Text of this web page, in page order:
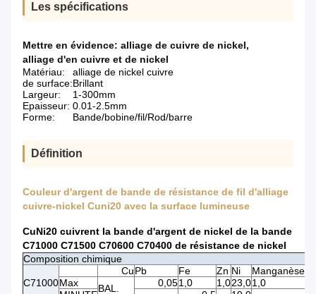
Les spécifications
Mettre en évidence: alliage de cuivre de nickel,
alliage d'en cuivre et de nickel
Matériau:
alliage de nickel cuivre
de surface:Brillant
Largeur:
1-300mm
Epaisseur: 0.01-2.5mm
Forme:
Bande/bobine/fil/Rod/barre
Définition
Couleur d'argent de bande de résistance de fil d'alliage
cuivre-nickel Cuni20 avec la surface lumineuse
CuNi20 cuivrent la bande d'argent de nickel de la bande
C71000 C71500 C70600 C70400 de résistance de nickel
Composition chimique
C71000
CuPb Fe Zn Ni
Manganèse
Max
BAL. 0,051,0 1,023,01,0